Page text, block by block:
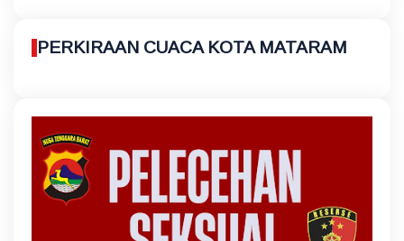
PERKIRAAN CUACA KOTA MATARAM